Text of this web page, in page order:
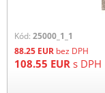
Kód: 25000_1_1
88.25 EUR bez DPH
108.55 EUR s DPH